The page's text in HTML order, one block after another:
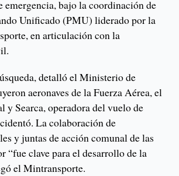
emergencia, bajo la coordinación de
Unificado (PMU) liderado por la
en articulación con la
detalló el Ministerio de
aeronaves de la Fuerza Aérea, el
y Searca, operadora del vuelo de
La colaboración de
y juntas de acción comunal de las
“fue clave para el desarrollo de la
el Mintransporte.